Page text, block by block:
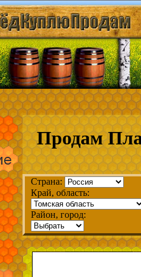
Продам
Страна:
Край, область:
Район, город: